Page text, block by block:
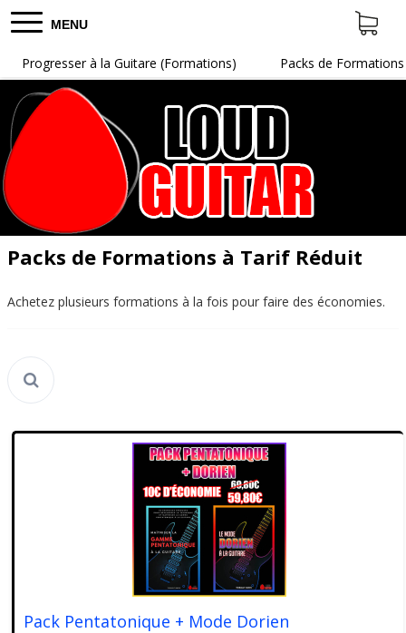
MENU
Progresser à la Guitare (Formations) Packs de
Packs de Formations à Tarif Réduit
Achetez plusieurs formations à la fois pour faire des économies.
Pack Pentatonique + Mode Dorien